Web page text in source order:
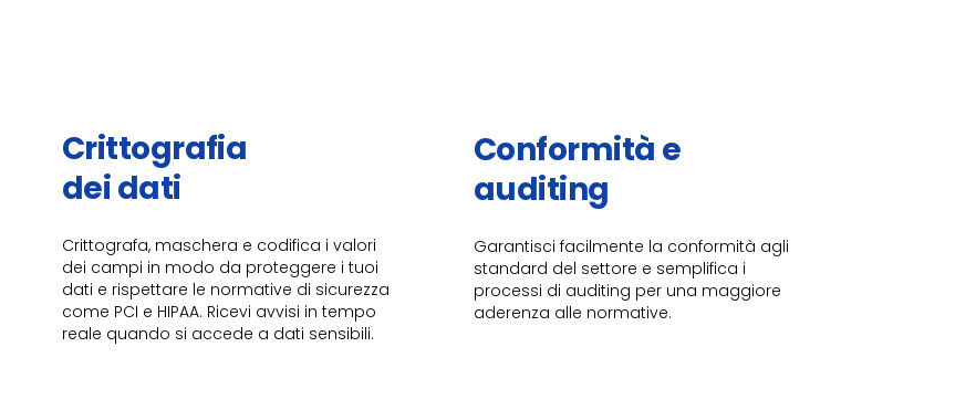
Crittografia
dei dati
Crittografa, maschera e codifica i valori
dei campi in modo da proteggere i tuoi
dati e rispettare le normative di sicurezza
come PCI e HIPAA. Ricevi avvisi in tempo
reale quando si accede a dati sensibili.
Conformità e
auditing
Garantisci facilmente la conformità agli
standard del settore e semplifica i
processi di auditing per una maggiore
aderenza alle normative.